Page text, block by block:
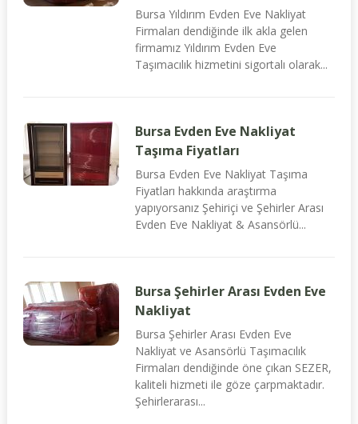
Bursa Yıldırım Evden Eve Nakliyat
Firmaları dendiğinde ilk akla gelen
firmamız Yıldırım Evden Eve
Taşımacılık hizmetini sigortalı olarak...
Bursa Evden Eve Nakliyat
Taşıma Fiyatları
Bursa Evden Eve Nakliyat Taşıma
Fiyatları hakkında araştırma
yapıyorsanız Şehiriçi ve Şehirler Arası
Evden Eve Nakliyat & Asansörlü...
Bursa Şehirler Arası Evden Eve
Nakliyat
Bursa Şehirler Arası Evden Eve
Nakliyat ve Asansörlü Taşımacılık
Firmaları dendiğinde öne çıkan SEZER,
kaliteli hizmeti ile göze çarpmaktadır.
Şehirlerarası...